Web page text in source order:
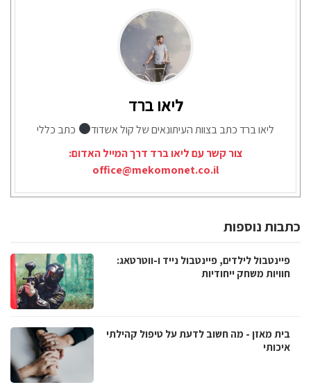
ליאו ברד
ליאו ברד כתב בצוות העיתונאים של קול אשדוד
כתב כללי
צור קשר עם ליאו ברד דרך המייל האדום:
office@mekomonet.co.il
כתבות נוספות
פיינטבול לילדים, פיינטבול נייד ו-ווטרטאג:
חוויות משחק ייחודיות
בית מאזן - מה חשוב לדעת על טיפול קהילתי
איכותי